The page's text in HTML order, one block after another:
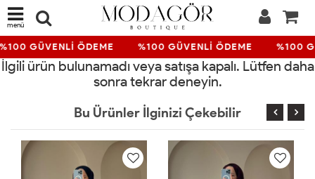
menü
GÜVENLİ ÖDEME %100 GÜVENLİ ÖDEME %100
İlgili ürün bulunamadı veya satışa kapalı. Lütfen daha
sonra tekrar deneyin.
Bu Ürünler İlginizi Çekebilir